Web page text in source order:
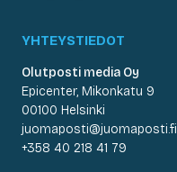
YHTEYSTIEDOT
Olutposti media Oy
Epicenter, Mikonkatu 9
00100 Helsinki
juomaposti@juomaposti.fi
+358 40 218 41 79